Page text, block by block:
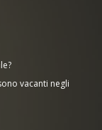
vacanti negli